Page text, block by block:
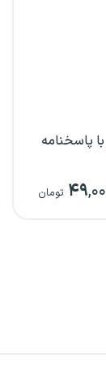
پاسخنامه
۴۹ تومان